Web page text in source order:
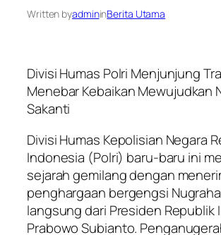
Written byadmininBerita Utama
Divisi Humas Polri Menjunjung
Menebar Kebaikan Mewujudkan
Sakanti
Divisi Humas Kepolisian Negara
Indonesia (Polri) baru-baru ini
sejarah gemilang dengan
penghargaan bergengsi
langsung dari Presiden Republik
Prabowo Subianto.